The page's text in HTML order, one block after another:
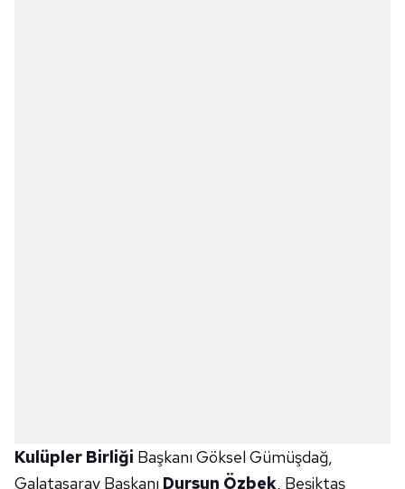
Kulüpler Birliği Başkanı Göksel Gümüşdağ,
Galatasaray Başkanı Dursun Özbek, Beşiktaş